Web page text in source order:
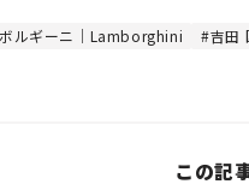
ルギーニ｜Lamborghini 吉田
この記